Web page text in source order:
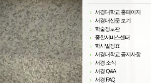
서경대학교 홈페이지
서경대신문 보기
학술정보관
종합서비스센터
학사일정표
서경대학교 공지사항
서경 소식
서경 Q&A
서경 FAQ